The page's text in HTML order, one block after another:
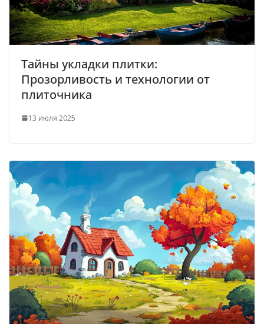
Тайны укладки плитки:
Прозорливость и технологии от
плиточника
13 июля 2025